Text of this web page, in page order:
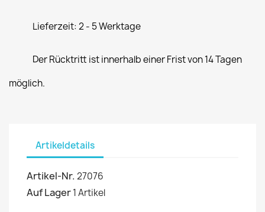
Lieferzeit: 2 - 5 Werktage
Der Rücktritt ist innerhalb einer Frist von 14 Tagen
möglich.
Artikeldetails
Artikel-Nr. 27076
Auf Lager1 Artikel